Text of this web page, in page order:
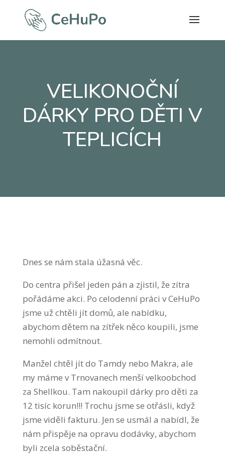
VELIKONOČNÍ
DÁRKY PRO DĚTI V
TEPLICÍCH
Dnes se nám stala úžasná věc.
Do centra přišel jeden pán a zjistil, že zítra
pořádáme akci. Po celodenní práci v CeHuPo
jsme už chtěli jít domů, ale nabídku,
abychom dětem na zítřek něco koupili, jsme
nemohli odmítnout.
Manžel chtěl jít do Tamdy nebo Makra, ale
my máme v Trnovanech menší velkoobchod
za Shellkou. Tam nakoupil dárky pro děti za
12 tisíc korun!!! Trochu jsme se otřásli, když
jsme viděli fakturu. Jen se usmál a nabídl, že
nám přispěje na opravu dodávky, abychom
byli zcela soběstační.